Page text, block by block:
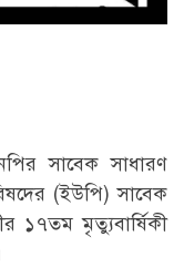
সাবেক সাধারণ
(ইউপি) সাবেক
১৭তম মৃত্যুবার্ষিকী